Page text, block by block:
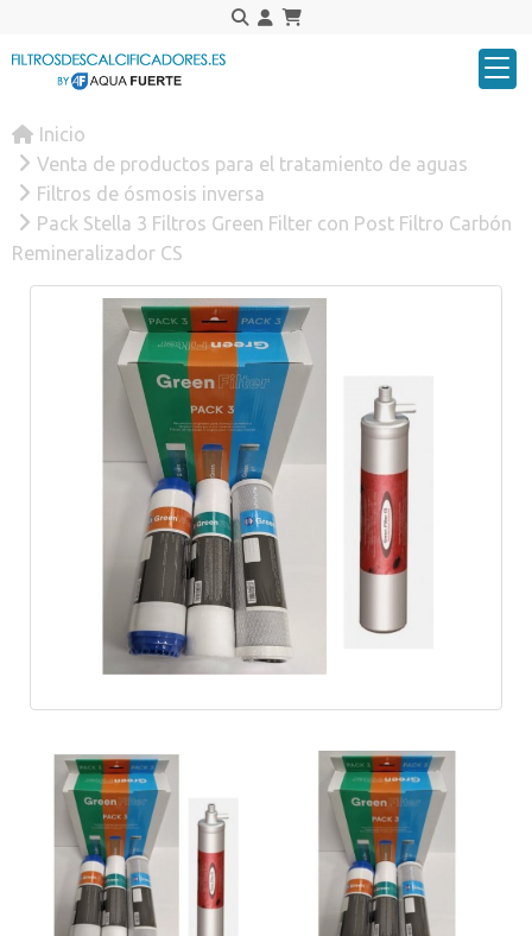
Inicio
Venta de productos para el tratamiento de aguas
Filtros de ósmosis inversa
Pack Stella 3 Filtros Green Filter con Post Filtro Carbón
Remineralizador CS